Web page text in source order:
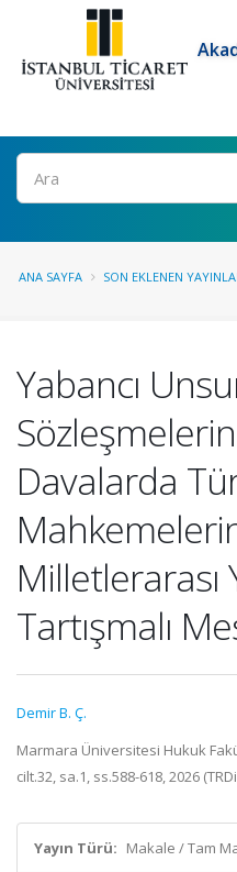
Ara
ANA SAYFA SON EKLENEN
Yabancı
Davalarda
Milletlerarası
Tartışmalı
Demir B. Ç.
Marmara Üniversitesi Hukuk
cilt.32, sa.1, ss.588-618, 2026
Yayın Türü: Makale / Tam